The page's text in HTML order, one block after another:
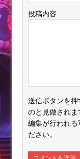
投稿内容
送信ボタンを押
のと見做されま
編集が行われる
ださい。